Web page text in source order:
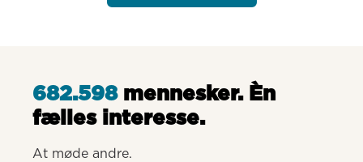
682.598mennesker. Èn
fælles interesse.
At møde andre.